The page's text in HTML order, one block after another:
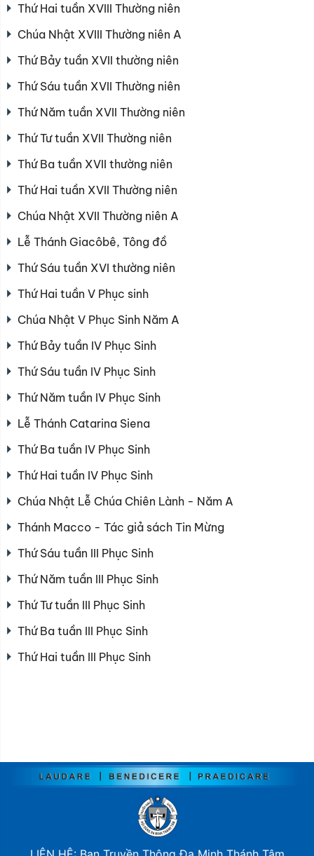
Thứ Hai tuần XVIII Thường niên
Chúa Nhật XVIII Thường niên A
Thứ Bảy tuần XVII thường niên
Thứ Sáu tuần XVII Thường niên
Thứ Năm tuần XVII Thường niên
Thứ Tư tuần XVII Thường niên
Thứ Ba tuần XVII thường niên
Thứ Hai tuần XVII Thường niên
Chúa Nhật XVII Thường niên A
Lễ Thánh Giacôbê, Tông đồ
Thứ Sáu tuần XVI thường niên
Thứ Hai tuần V Phục sinh
Chúa Nhật V Phục Sinh Năm A
Thứ Bảy tuần IV Phục Sinh
Thứ Sáu tuần IV Phục Sinh
Thứ Năm tuần IV Phục Sinh
Lễ Thánh Catarina Siena
Thứ Ba tuần IV Phục Sinh
Thứ Hai tuần IV Phục Sinh
Chúa Nhật Lễ Chúa Chiên Lành - Năm A
Thánh Macco - Tác giả sách Tin Mừng
Thứ Sáu tuần III Phục Sinh
Thứ Năm tuần III Phục Sinh
Thứ Tư tuần III Phục Sinh
Thứ Ba tuần III Phục Sinh
Thứ Hai tuần III Phục Sinh